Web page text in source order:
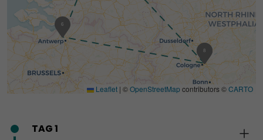
1
6
8
Leaflet | ©OpenStreetMapcontributors ©CARTO
TAG 1